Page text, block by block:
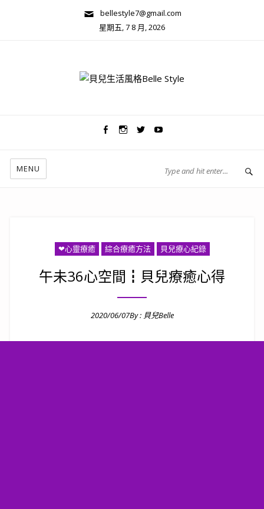
bellestyle7@gmail.com
星期五, 7 8 月, 2026
MENU
❤心靈療癒 綜合療癒方法 貝兒療心紀錄
午未36心空間┇貝兒療癒心得
2020/06/07By : 貝兒Belle